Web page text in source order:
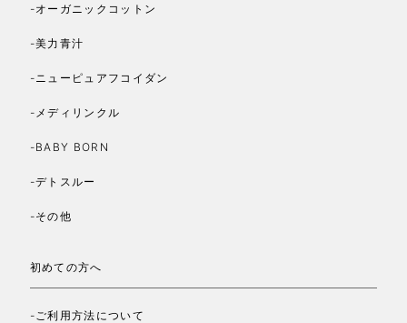
-オーガニックコットン
-美力青汁
-ニューピュアフコイダン
-メディリンクル
-BABY BORN
-デトスルー
-その他
初めての方へ
-ご利用方法について